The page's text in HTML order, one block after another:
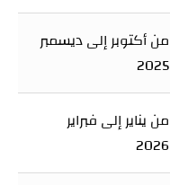
من أكتوبر إلى ديسمبر
2025
من يناير إلى فبراير
2026